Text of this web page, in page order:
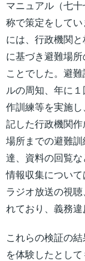
マニュアル（七
称で策定をして
には、行政機関
に基づき避難場
ことでした。避
ルの周知、年に
作訓練等を実施
記した行政機関
場所までの避難
達、資料の回覧な
情報収集について
ラジオ放送の視
れており、義務違
これらの検証の
を体験したとし